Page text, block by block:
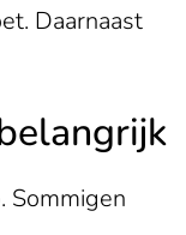
Daarnaast
Sommigen